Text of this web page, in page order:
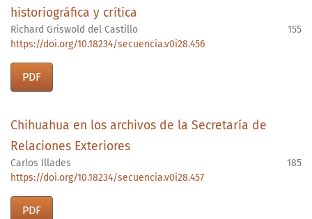
historiográfica y crítica
Richard Griswold del Castillo
155
https://doi.org/10.18234/secuencia.v0i28.456
PDF
Chihuahua en los archivos de la Secretaría de
Relaciones Exteriores
Carlos Illades
185
https://doi.org/10.18234/secuencia.v0i28.457
PDF